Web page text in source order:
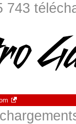
743